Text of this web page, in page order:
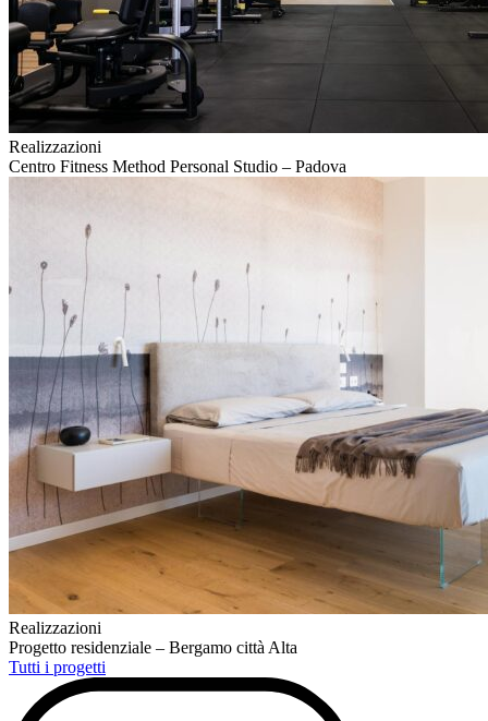
Realizzazioni
Centro Fitness Method Personal Studio – Padova
Realizzazioni
Progetto residenziale – Bergamo città Alta
Tutti i progetti